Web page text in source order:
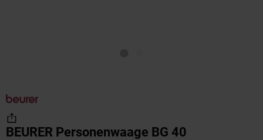
BEURER Personenwaage BG 40